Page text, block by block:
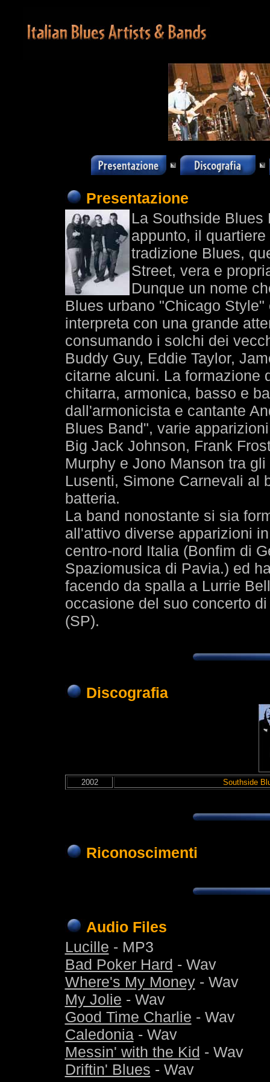
Presentazione
La Southside Blues
appunto, il
tradizione Blues,
Street, vera e
Dunque un nome
Blues urbano "Chicago
interpreta con una grande
consumando i solchi dei
Buddy Guy, Eddie Taylor,
citarne alcuni. La formazione
chitarra, armonica, basso e
dall'armonicista e cantante
Blues Band", varie
Big Jack Johnson, Frank
Murphy e Jono Manson tra
Lusenti, Simone Carnevali al
batteria.
La band nonostante si sia
all'attivo diverse apparizioni
centro-nord Italia (Bonfim di
Spaziomusica di Pavia.) ed
facendo da spalla a Lurrie
occasione del suo concerto
(SP).
Discografia
2002 Southside
Riconoscimenti
Audio Files
Lucille - MP3
Bad Poker Hard - Wav
Where's My Money- Wav
My Jolie - Wav
Good Time Charlie - Wav
Caledonia- Wav
Messin' with the Kid - Wav
Driftin' Blues - Wav